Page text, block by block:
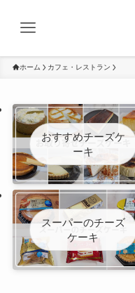
ホーム カフェ・レストラン
おすすめチーズケ
ーキ
スーパーのチーズ
ケーキ